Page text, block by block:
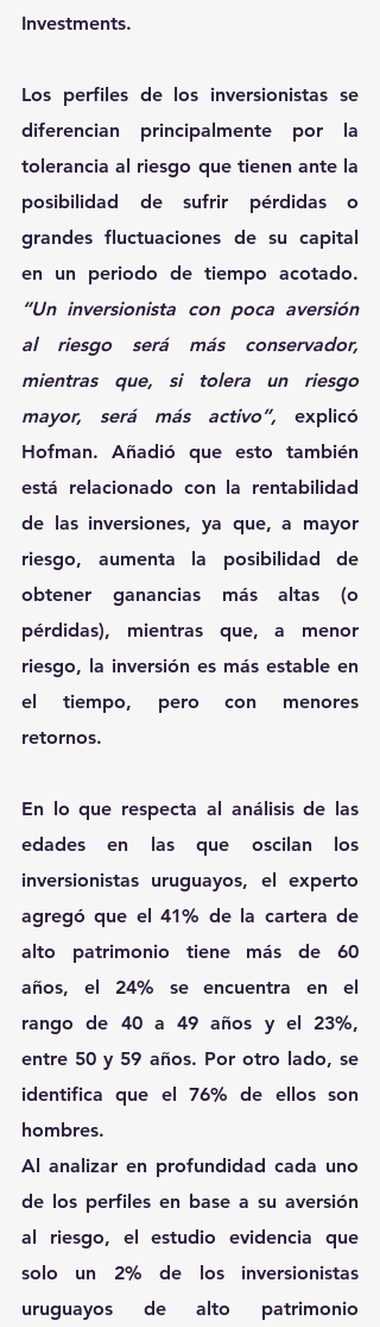
Investments.
Los perfiles de los inversionistas se
diferencian principalmente por la
tolerancia al riesgo que tienen ante la
posibilidad de sufrir pérdidas o
grandes fluctuaciones de su capital
en un periodo de tiempo acotado.
“Un inversionista con poca aversión
al riesgo será más conservador,
mientras que, si tolera un riesgo
mayor, será más activo”, explicó
Hofman. Añadió que esto también
está relacionado con la rentabilidad
de las inversiones, ya que, a mayor
riesgo, aumenta la posibilidad de
obtener ganancias más altas (o
pérdidas), mientras que, a menor
riesgo, la inversión es más estable en
el tiempo, pero con menores
retornos.
En lo que respecta al análisis de las
edades en las que oscilan los
inversionistas uruguayos, el experto
agregó que el 41% de la cartera de
alto patrimonio tiene más de 60
años, el 24% se encuentra en el
rango de 40 a 49 años y el 23%,
entre 50 y 59 años. Por otro lado, se
identifica que el 76% de ellos son
hombres.
Al analizar en profundidad cada uno
de los perfiles en base a su aversión
al riesgo, el estudio evidencia que
solo un 2% de los inversionistas
uruguayos de alto patrimonio